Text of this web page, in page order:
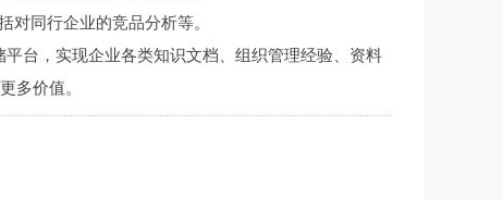
同行企业的竞品分析等。
台，实现企业各类知识文档、组织管理经验、资料
多价值。